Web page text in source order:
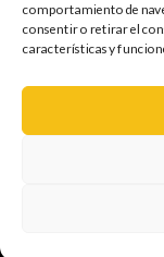
comportamiento de
consentir o retirar el
características y
INDISPENSABLE
NATURALEZA